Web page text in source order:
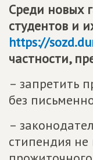
Среди новых
студентов и
https://
частности,
– запретить
без
–
стипендия